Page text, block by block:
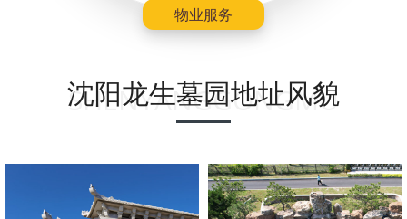
物业服务
沈阳龙生墓园地址风貌
SHENYANGGONGMU